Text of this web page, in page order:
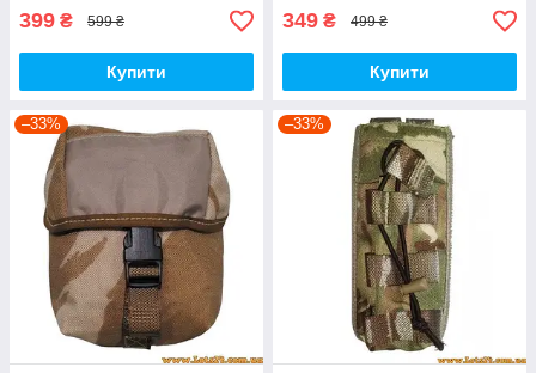
399 ₴ 599 ₴
Купити
349 ₴ 499 ₴
Купити
–33% –33%